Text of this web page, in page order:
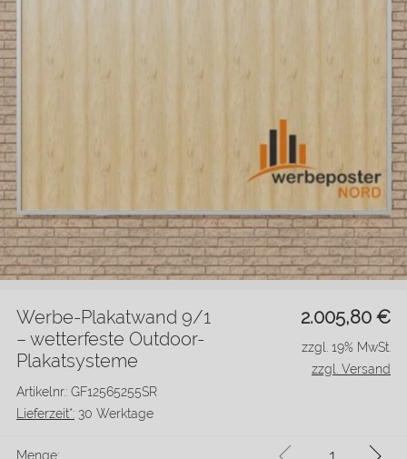
2.005,80 €
Werbe-Plakatwand 9/1
– wetterfeste Outdoor-
Plakatsysteme
Artikelnr.: GF12565255SR
Lieferzeit*: 30 Werktage
zzgl. 19% MwSt.
zzgl. Versand
Menge: